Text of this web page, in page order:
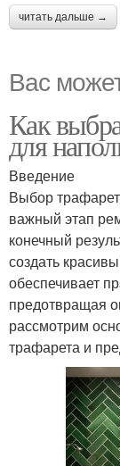
читать дальше →
Вас
Как
для
Введение
Выбор
важный этап
конечный
создать
обеспечивает
предотвращая
рассмотрим
трафарета и